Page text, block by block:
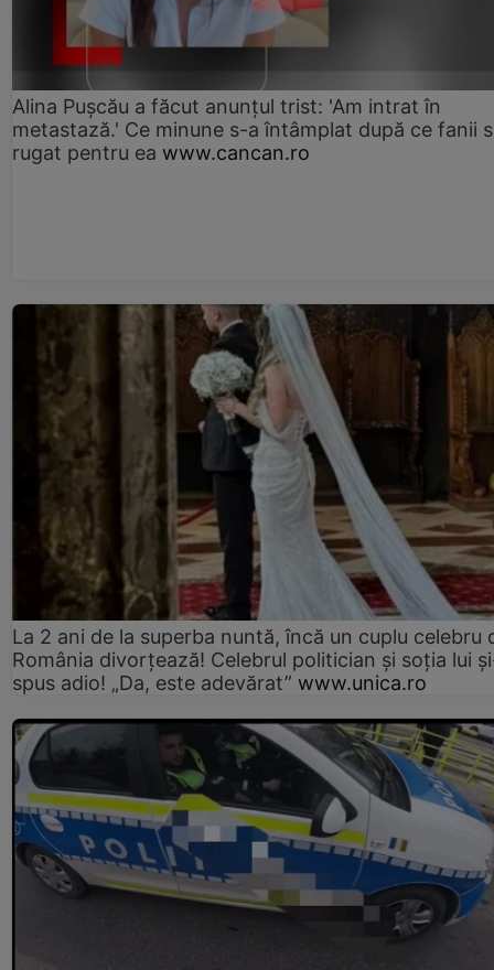
Alina Pușcău a făcut anunțul trist: 'Am intrat în
metastază.' Ce minune s-a întâmplat după ce fanii
rugat pentru ea www.cancan.ro
La 2 ani de la superba nuntă, încă un cuplu celebru
România divorțează! Celebrul politician și soția lui
spus adio! „Da, este adevărat” www.unica.ro